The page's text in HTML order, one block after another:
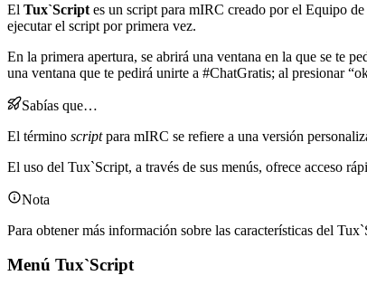
El Tux`Script es un script para mIRC creado por el Equipo
ejecutar el script por primera vez.
En la primera apertura, se abrirá una ventana en la que se te
una ventana que te pedirá unirte a #ChatGratis; al presionar
Sabías que…
El término scriptpara mIRC se refiere a una versión
El uso del Tux`Script, a través de sus menús, ofrece acceso
Nota
Para obtener más información sobre las características del
Menú Tux`Script